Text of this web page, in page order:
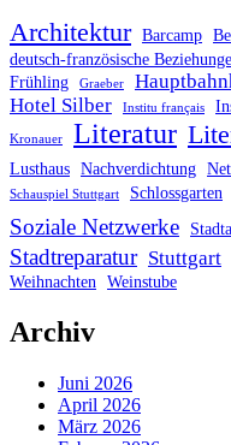
Architektur Barcamp
deutsch-französische
Frühling Graeber
Hotel Silber Institu français
Kronauer Literatur
Lusthaus Nachverdichtung
Schauspiel Stuttgart Schlossgarten
Soziale Netzwerke
Stadtreparatur Stuttgart
Weihnachten Weinstube
Archiv
Juni 2026
April 2026
März 2026